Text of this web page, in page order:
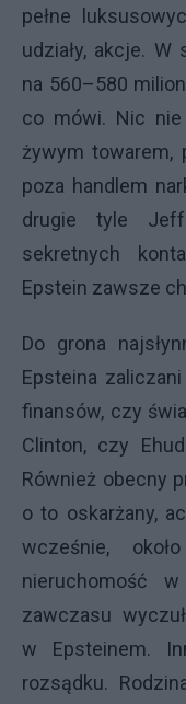
pełne
udziały, akcje.
na 560–580
co mówi. Nic nie
żywym towarem,
poza handlem
drugie tyle
sekretnych
Epstein zawsze
Do grona
Epsteina
finansów, czy
Clinton, czy
Również obecny
o to oskarżany,
wcześnie,
nieruchomość
zawczasu
w Epsteinem.
rozsądku.